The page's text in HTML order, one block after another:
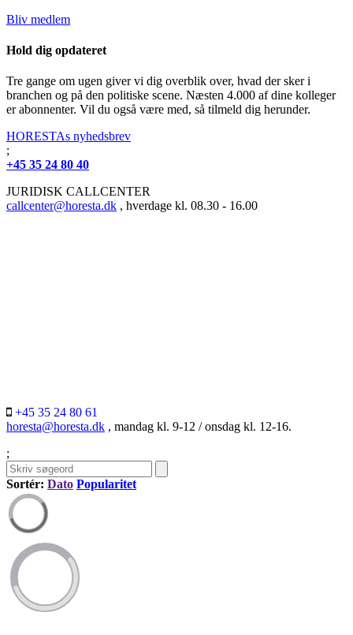
Bliv medlem
Hold dig opdateret
Tre gange om ugen giver vi dig overblik over, hvad der sker i
branchen og på den politiske scene. Næsten 4.000 af dine kolleger
er abonnenter. Vil du også være med, så tilmeld dig herunder.
HORESTAs nyhedsbrev
;
+45 35 24 80 40
JURIDISK CALLCENTER
callcenter@horesta.dk , hverdage kl. 08.30 - 16.00
+45 35 24 80 61
horesta@horesta.dk , mandag kl. 9-12 / onsdag kl. 12-16.
;
Sortér: Dato Popularitet